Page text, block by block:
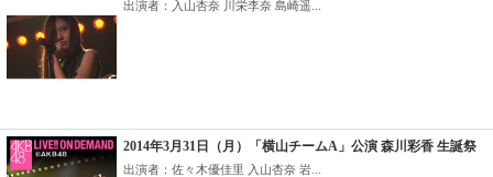
出演者：入山杏奈 川栄李奈 島崎遥...
2014年3月31日（月）「横山チームA」公演 森川彩香 生誕祭
出演者：佐々木優佳里 入山杏奈 岩...